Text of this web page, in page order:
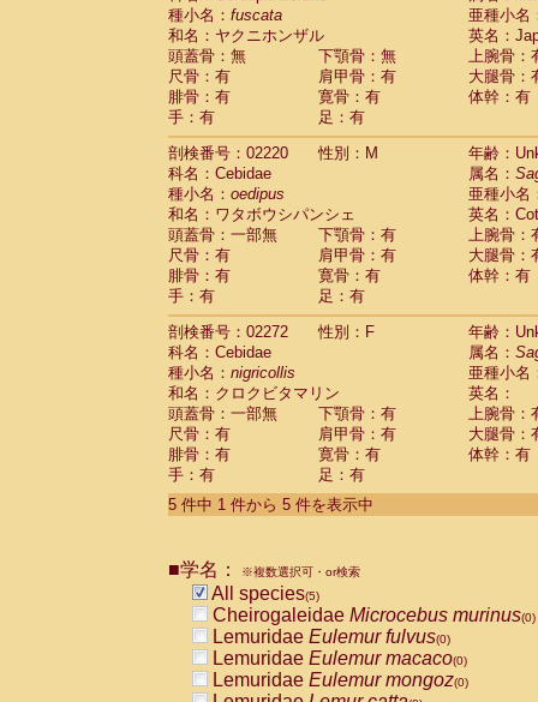
AtelidaeAlouatta
Atelidae Ateles belzebuth
Atelidae Ateles geoffroyi
Atelidae Ateles paniscus
Atelidae Atelesspp.
Atelidae Lagothrix lagothricha
AtelidaeLagothrix lagothricha cana(0)
Pitheciidae
Cacajao calvus
Pitheciidae
Callicebus cupreus(0)
Pitheciidae Callicebus donacophilus(0)
PitheciidaeCallicebus moloch(0)
Pitheciidae Callicebus torquatus(0)
Pitheciidae Callicebus
Pitheciidae Chiropotes satanas
Pitheciidae Pithecia monachus
Pitheciidae Pithecia pithecia (0)
Cercopithecidae Cercocebus agilis (0)
Cercopithecidae
Cercocebus
Cercopithecidae
Cercocebus
CercopithecidaeCercocebus
CercopithecidaeCercocebus
CercopithecidaeCercocebus hybrid(0)
CercopithecidaeCercocebus
CercopithecidaeLophocebus
CercopithecidaePapio hamadryas
Cercopithecidae
CercopithecidaePapiospp. (0)
CercopithecidaeMandrillus
CercopithecidaeMandrillus sphinx
CercopithecidaeTheropithecus
CercopithecidaeMacaca arctoides
種小名： fuscata
亜種小名
和名：ヤクニホンザル
英名：
頭蓋骨：無
下顎骨：無
上腕骨：
尺骨：有
肩甲骨：有
大腿骨：
腓骨：有
寛骨：有
体幹：有
手：有
足：有
剖検番号：02220
性別：M
年齢：
科名：Cebidae
属名：
種小名： oedipus
亜種小名
和名：ワタボウシパンシェ
英名：
頭蓋骨：一部無
下顎骨：有
上腕骨：
尺骨：有
肩甲骨：有
大腿骨：
腓骨：有
寛骨：有
体幹：有
手：有
足：有
剖検番号：02272
性別：F
年齢：
科名：Cebidae
属名：
種小名： nigricollis
亜種小名
和名：クロクビタマリン
英名：
頭蓋骨：一部無
下顎骨：有
上腕骨：
尺骨：有
肩甲骨：有
大腿骨：
腓骨：有
寛骨：有
体幹：有
手：有
足：有
5 件中 1 件から 5 件を表示中
■学名： ※複数選択可・or検索
All species(5)
Cheirogaleidae Microcebus murinus(0)
Lemuridae Eulemur fulvus(0)
Lemuridae Eulemur macaco(0)
Lemuridae Eulemur mongoz(0)